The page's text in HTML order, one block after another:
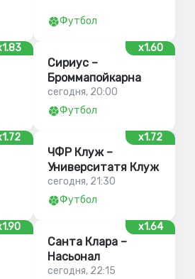
Футбол
x1.60
Сириус –
Броммапойкарна
сегодня, 20:00
Футбол
x1.72
ЧФР Клуж –
Университатя Клуж
сегодня, 21:30
Футбол
x1.64
Санта Клара –
Насьонал
сегодня, 22:15